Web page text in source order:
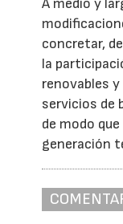
A medio y
concretar,
la
renovables
servicios de
de modo
generación